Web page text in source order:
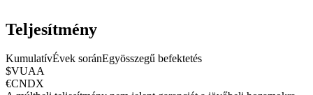
Teljesítmény
KumulatívÉvek soránEgyösszegű befektetés
$VUAA
€CNDX